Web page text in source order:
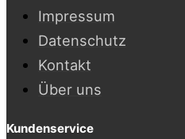
Impressum
Datenschutz
Kontakt
Über uns
Kundenservice